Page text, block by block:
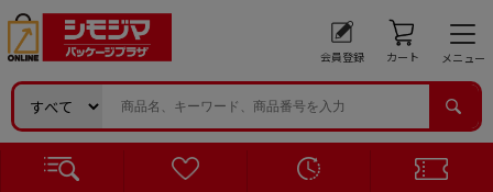
会員登録 カート メニュー